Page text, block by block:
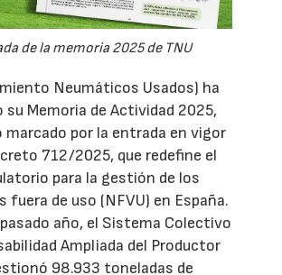
de la memoria 2025 de TNU
Neumáticos Usados) ha
su Memoria de Actividad 2025,
marcado por la entrada en vigor
712/2025, que redefine el
para la gestión de los
fuera de uso (NFVU) en España.
año, el Sistema Colectivo
Ampliada del Productor
98.933 toneladas de